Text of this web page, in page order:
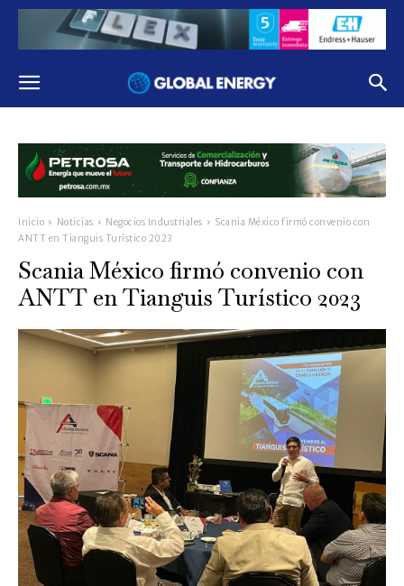
Inicio Noticias Negocios Industriales
Scania México firmó convenio con
ANTT en Tianguis Turístico 2023
Scania México firmó convenio con
ANTT en Tianguis Turístico 2023